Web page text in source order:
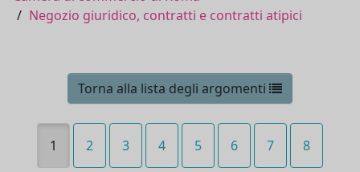
Negozio giuridico, contratti e contratti atipici
Torna alla lista degli argomenti
1 2 3 4 5 6 7 8